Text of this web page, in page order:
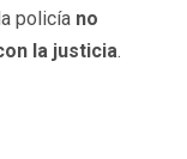
policía no
la justicia.